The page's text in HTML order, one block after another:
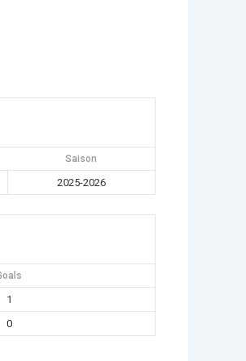
Saison
2025-2026
1
0